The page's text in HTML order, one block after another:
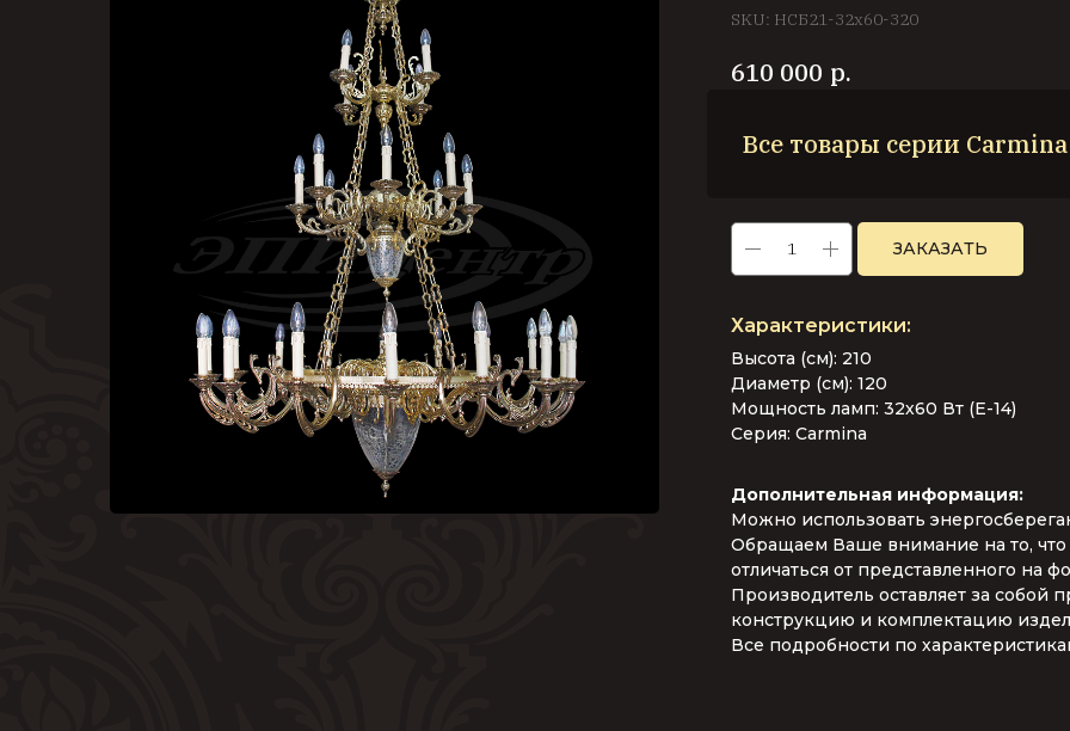
SKU: НСБ21-32х60-320
610 000 р.
Все товары серии Carmina
ЗАКАЗАТЬ
Дополнительная информация:
Можно использовать
Обращаем Ваше внимание на то, что
отличаться от представленного на
Производитель оставляет за собой
конструкцию и комплектацию
Все подробности по
Высота (см): 210
Диаметр (см): 120
Мощность ламп: 32х60 Вт (Е-14)
Серия: Carmina